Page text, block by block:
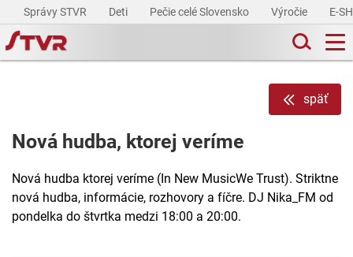
Správy STVR Deti Pečie celé Slovensko Výročie E-
späť
Nová hudba, ktorej veríme
Nová hudba ktorej veríme (In New MusicWe Trust). Striktne
nová hudba, informácie, rozhovory a fíčre. DJ Nika_FM od
pondelka do štvrtka medzi 18:00 a 20:00.